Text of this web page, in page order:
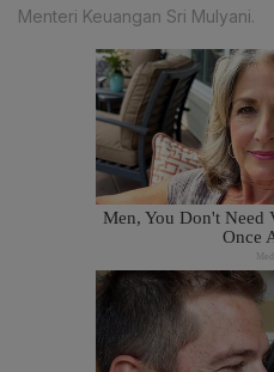
Menteri Keuangan Sri Mulyani.